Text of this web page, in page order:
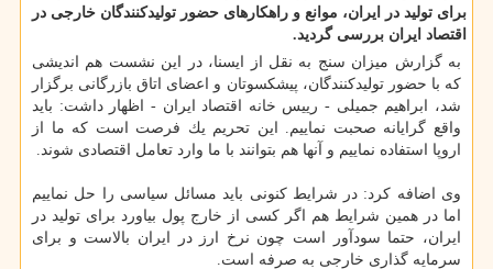
برای تولید در ایران، موانع و راهكارهای حضور تولیدكنندگان خارجی در
اقتصاد ایران بررسی گردید.
به گزارش میزان سنج به نقل از ایسنا، در این نشست هم اندیشی
كه با حضور تولیدكنندگان، پیشكسوتان و اعضای اتاق بازرگانی برگزار
شد، ابراهیم جمیلی - رییس خانه اقتصاد ایران - اظهار داشت: باید
واقع گرایانه صحبت نماییم. این تحریم یك فرصت است كه ما از
اروپا استفاده نماییم و آنها هم بتوانند با ما وارد تعامل اقتصادی شوند.
وی اضافه كرد: در شرایط كنونی باید مسائل سیاسی را حل نماییم
اما در همین شرایط هم اگر كسی از خارج پول بیاورد برای تولید در
ایران، حتما سودآور است چون نرخ ارز در ایران بالاست و برای
سرمایه گذاری خارجی به صرفه است.